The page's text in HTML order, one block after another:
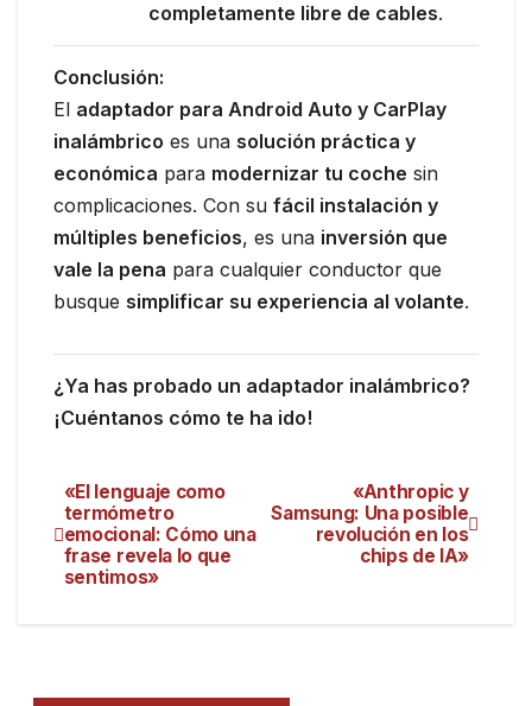
completamente libre de cables.
Conclusión:
El adaptador para Android Auto y CarPlay
inalámbrico es una solución práctica y
económica para modernizar tu coche sin
complicaciones. Con su fácil instalación y
múltiples beneficios, es una inversión que
vale la pena para cualquier conductor que
busque simplificar su experiencia al volante.
¿Ya has probado un adaptador inalámbrico?
¡Cuéntanos cómo te ha ido!
«Anthropic y
Samsung: Una posible
revolución en los
chips de IA»
«El lenguaje como
termómetro
emocional: Cómo una
frase revela lo que
sentimos»